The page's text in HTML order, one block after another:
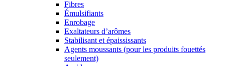
Fibres
Émulsifiants
Enrobage
Exaltateurs d’arômes
Stabilisant et épaississants
Agents moussants (pour les produits fouettés
seulement)